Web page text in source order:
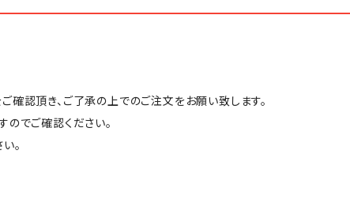
認頂き、ご了承の上でのご注文をお願い致します。
でご確認ください。
。